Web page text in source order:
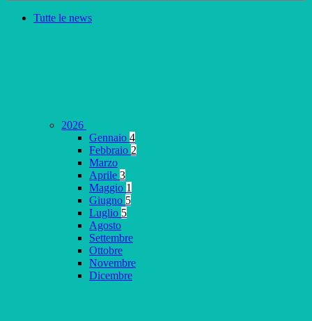
Tutte le news
2026
Gennaio 4
Febbraio 2
Marzo
Aprile 3
Maggio 1
Giugno 5
Luglio 5
Agosto
Settembre
Ottobre
Novembre
Dicembre